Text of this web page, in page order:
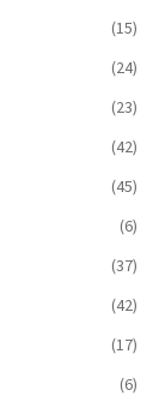
(15)
(24)
(23)
(42)
(45)
(6)
(37)
(42)
(17)
(6)